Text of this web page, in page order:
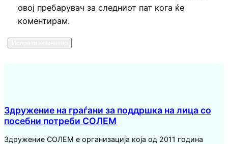
овој пребарувач за следниот пат кога ќе
коментирам.
Здружение на граѓани за поддршка на лица со
посебни потреби СОЛЕМ
Здружение СОЛЕМ е организација која од 2011 година